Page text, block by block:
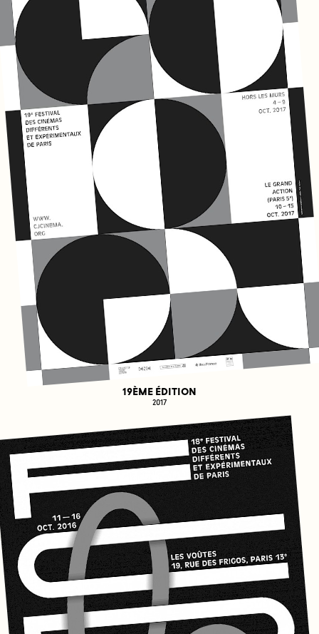
19ÈME ÉDITION
2017